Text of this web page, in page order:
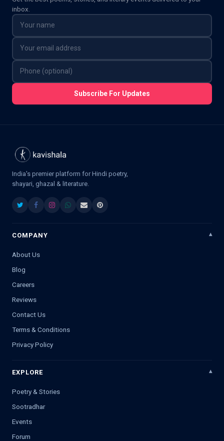
inbox.
Subscribe For Updates
India's premier platform for Hindi poetry,
shayari, ghazal & literature.
COMPANY
About Us
Blog
Careers
Reviews
Contact Us
Terms & Conditions
Privacy Policy
EXPLORE
Poetry & Stories
Sootradhar
Events
Forum